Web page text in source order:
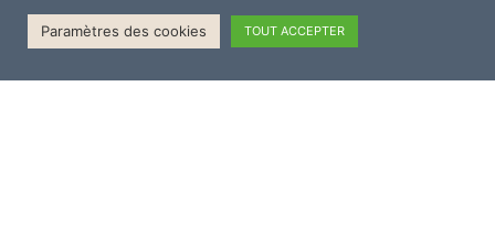
Paramètres des cookies TOUT ACCEPTER